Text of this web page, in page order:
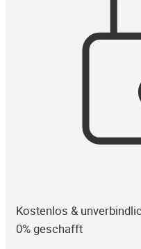
Kostenlos &
0% geschafft